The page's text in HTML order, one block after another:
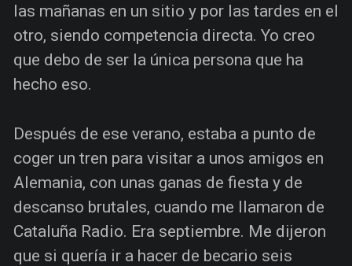
las mañanas en un sitio y por las tardes en el
otro, siendo competencia directa. Yo creo
que debo de ser la única persona que ha
hecho eso.
Después de ese verano, estaba a punto de
coger un tren para visitar a unos amigos en
Alemania, con unas ganas de fiesta y de
descanso brutales, cuando me llamaron de
Cataluña Radio. Era septiembre. Me dijeron
que si quería ir a hacer de becario seis